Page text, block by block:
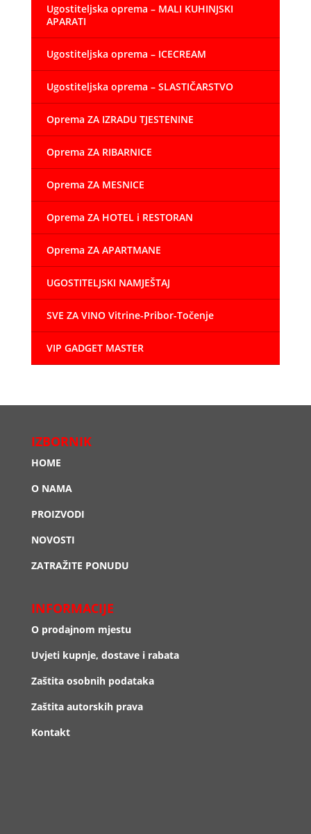
Ugostiteljska oprema – MALI KUHINJSKI
APARATI
Ugostiteljska oprema – ICECREAM
Ugostiteljska oprema – SLASTIČARSTVO
Oprema ZA IZRADU TJESTENINE
Oprema ZA RIBARNICE
Oprema ZA MESNICE
Oprema ZA HOTEL i RESTORAN
Oprema ZA APARTMANE
UGOSTITELJSKI NAMJEŠTAJ
SVE ZA VINO Vitrine-Pribor-Točenje
VIP GADGET MASTER
IZBORNIK
HOME
O NAMA
PROIZVODI
NOVOSTI
ZATRAŽITE PONUDU
INFORMACIJE
O prodajnom mjestu
Uvjeti kupnje, dostave i rabata
Zaštita osobnih podataka
Zaštita autorskih prava
Kontakt